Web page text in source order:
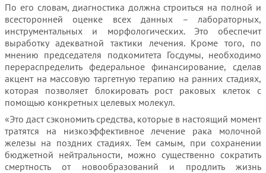
По его словам, диагностика должна строиться на полной и
всесторонней оценке всех данных – лабораторных,
инструментальных и морфологических. Это обеспечит
выработку адекватной тактики лечения. Кроме того, по
мнению председателя подкомитета Госдумы, необходимо
перераспределить федеральное финансирование, сделав
акцент на массовую таргетную терапию на ранних стадиях,
которая позволяет блокировать рост раковых клеток с
помощью конкретных целевых молекул.
«Это даст сэкономить средства, которые в настоящий момент
тратятся на низкоэффективное лечение рака молочной
железы на поздних стадиях. Тем самым, при сохранении
бюджетной нейтральности, можно существенно сократить
смертность от новообразований и продлить жизнь